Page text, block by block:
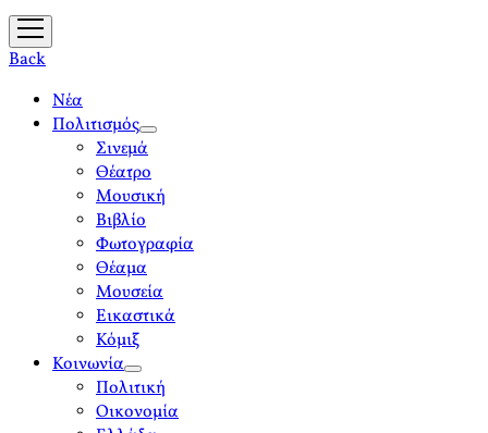
open
menu
Back
Νέα
Πολιτισμός
open
menu
Σινεμά
Θέατρο
Μουσική
Βιβλίο
Φωτογραφία
Θέαμα
Μουσεία
Εικαστικά
Κόμιξ
Κοινωνία
open
menu
Πολιτική
Οικονομία